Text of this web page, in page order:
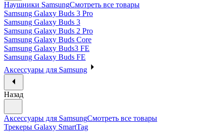
Наушники SamsungСмотреть все товары
Samsung Galaxy Buds 3 Pro
Samsung Galaxy Buds 3
Samsung Galaxy Buds 2 Pro
Samsung Galaxy Buds Core
Samsung Galaxy Buds3 FE
Samsung Galaxy Buds FE
Аксессуары для Samsung
Назад
Аксессуары для SamsungСмотреть все товары
Трекеры Galaxy SmartTag